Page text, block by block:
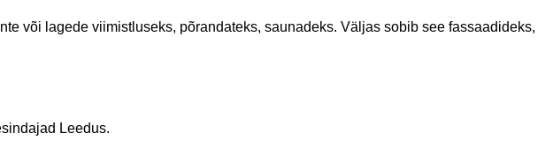
või lagede viimistluseks, põrandateks, saunadeks. Väljas sobib see fassaadideks,
Leedus.